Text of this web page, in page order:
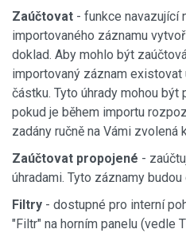
Zaúčtovat - funkce navazující
importovaného záznamu
doklad. Aby mohlo být
importovaný záznam existovat
částku. Tyto úhrady mohou
pokud je během importu
zadány ručně na Vámi zvolená
Zaúčtovat propojené -
úhradami. Tyto záznamy
Filtry - dostupné pro interní
"Filtr" na horním panelu (vedle